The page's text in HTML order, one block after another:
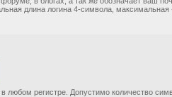
длина логина 4-символа, максимальная
регистре. Допустимо количество